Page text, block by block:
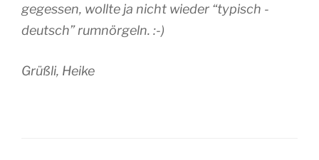
gegessen, wollte ja nicht wieder “typisch -
deutsch” rumnörgeln. :-)
Grüßli, Heike